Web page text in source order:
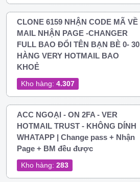
CLONE 6159 NHẬN CODE MÃ VỀ
MAIL NHẬN PAGE -CHANGER
FULL BAO ĐỔI TÊN BẠN BÈ 0- 30
HÀNG VERY HOTMAIL BAO
KHOẺ
Kho hàng: 4.307
ACC NGOẠI - ON 2FA - VER
HOTMAIL TRUST - KHÔNG DÍNH
WHATAPP | Change pass + Nhận
Page + BM đều được
Kho hàng: 283